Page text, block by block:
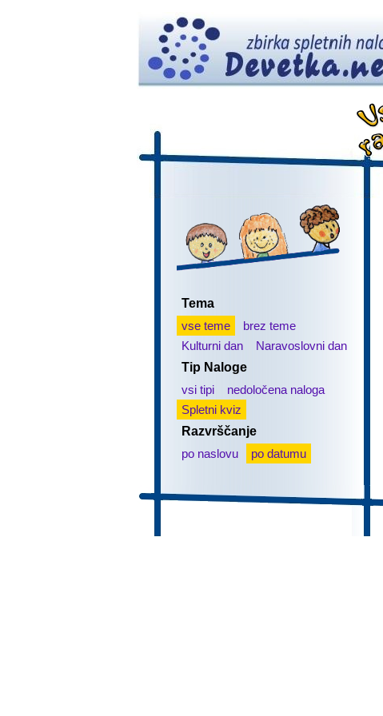
Tema
vse teme
brez teme
Kulturni dan
Naravoslovni dan
Tip Naloge
vsi tipi
nedoločena naloga
Spletni kviz
Razvrščanje
po naslovu
po datumu